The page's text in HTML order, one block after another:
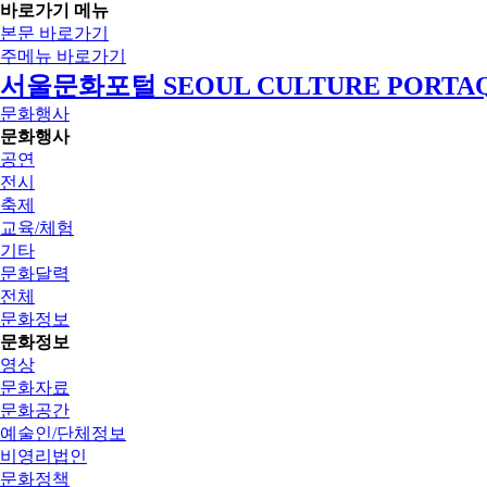
바로가기 메뉴
본문 바로가기
주메뉴 바로가기
서울문화포털 SEOUL CULTURE
문화행사
문화행사
공연
전시
축제
교육/체험
기타
문화달력
전체
문화정보
문화정보
영상
문화자료
문화공간
예술인/단체정보
비영리법인
문화정책